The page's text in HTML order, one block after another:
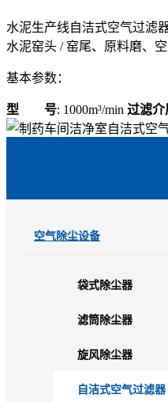
水泥生产线自洁式空气过滤
水泥窑头 / 窑尾、原料磨、
基本参数：
型 号: 1000m³/min 过滤介
空气除尘设备
袋式除尘器
滤筒除尘器
旋风除尘器
自洁式空气过滤器